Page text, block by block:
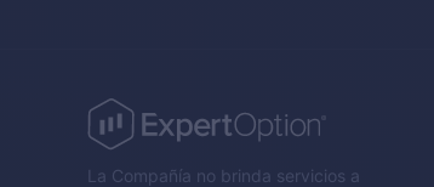
La Compañía no brinda servicios a